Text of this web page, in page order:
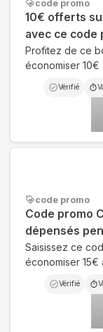
code promo
10€ offerts
avec ce code
Profitez de ce
économiser
Vérifié
code promo
Code promo
dépensés
Saisissez ce
économiser 15€
Vérifié